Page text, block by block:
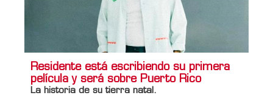
Residente está escribiendo su primera
película y será sobre Puerto Rico
La historia de su tierra natal.